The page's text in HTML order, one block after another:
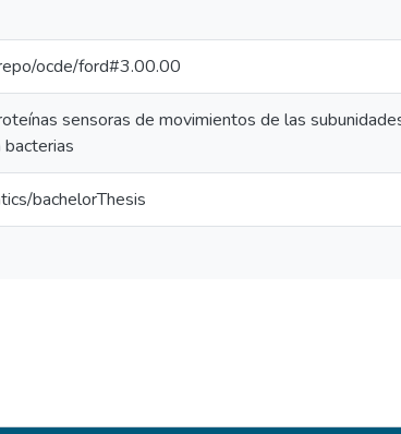
ocde/ford#3.00.00
sensoras de movimientos de las
bachelorThesis